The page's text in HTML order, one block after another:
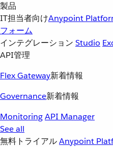
製品
IT担当者向けAnypoint
フォーム
インテグレーション Studio
API管理
Flex Gateway新着情報
Governance新着情報
MonitoringAPI Manager
See all
無料トライアルAnypoint